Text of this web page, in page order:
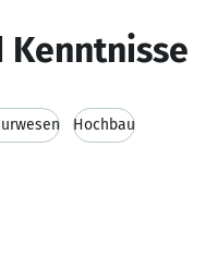
Kenntnisse
Hochbau